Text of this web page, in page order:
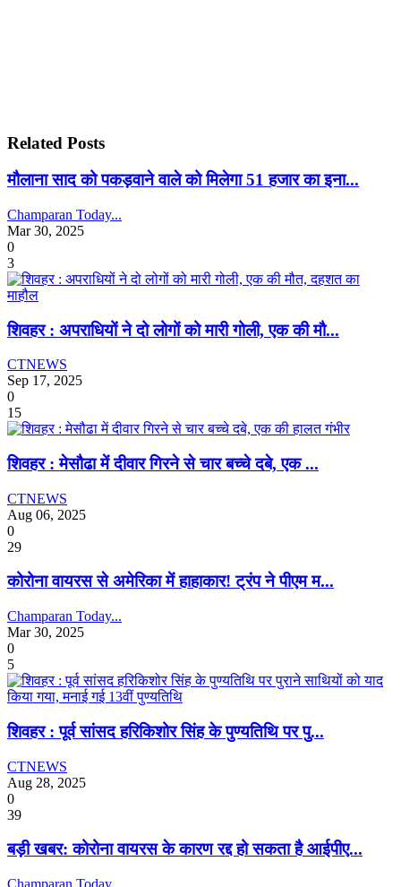
Related Posts
मौलाना साद को पकड़वाने वाले को मिलेगा 51 हजार का इना...
Champaran Today...
Mar 30, 2025
0
3
शिवहर : अपराधियों ने दो लोगों को मारी गोली, एक की मौ...
CTNEWS
Sep 17, 2025
0
15
शिवहर : मेसौढा में दीवार गिरने से चार बच्चे दबे, एक ...
CTNEWS
Aug 06, 2025
0
29
कोरोना वायरस से अमेरिका में हाहाकार! ट्रंप ने पीएम म...
Champaran Today...
Mar 30, 2025
0
5
शिवहर : पूर्व सांसद हरिकिशोर सिंह के पुण्यतिथि पर पु...
CTNEWS
Aug 28, 2025
0
39
बड़ी खबर: कोरोना वायरस के कारण रद्द हो सकता है आईपीए...
Champaran Today...